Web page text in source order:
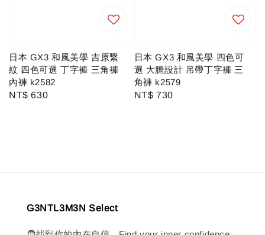
日本 GX3 和風美學 吉原繋
紋 四色可選 丁字褲 三角褲
內褲 k2582
Regular
NT$ 630
日本 GX3 和風美學 四色可
選 大膽設計 吊帶丁字褲 三
角褲 k2579
Regular
NT$ 730
G3NTL3M3N Select